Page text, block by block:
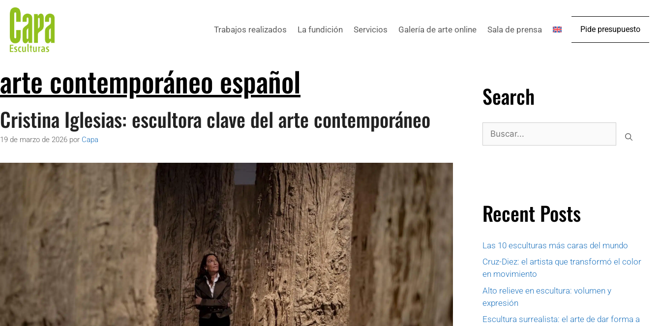
Trabajos realizados La fundición Servicios Galería de arte online Sala de prensa Pide presupuesto
arte contemporáneo español
Cristina Iglesias: escultora clave del arte contemporáneo
19 de marzo de 2026 por Capa
Search
Recent Posts
Las 10 esculturas más caras del mundo
Cruz-Diez: el artista que transformó el color
en movimiento
Alto relieve en escultura: volumen y
expresión
Escultura surrealista: el arte de dar forma a